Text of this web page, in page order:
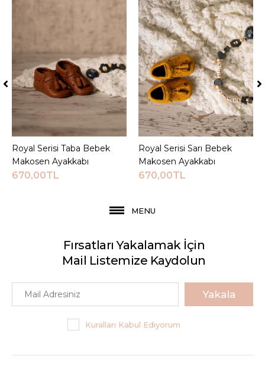
Sepete Ekle
Royal Serisi Taba Bebek
Makosen Ayakkabı
670,00TL
Sepete Ekle
Royal Serisi Sarı Bebek
Makosen Ayakkabı
670,00TL
MENU
Fırsatları Yakalamak İçin
Mail Listemize Kaydolun
Yakala
Kuralları Kabul Ediyorum